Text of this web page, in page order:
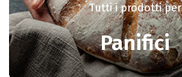
Tutti i prodotti per
Panifici